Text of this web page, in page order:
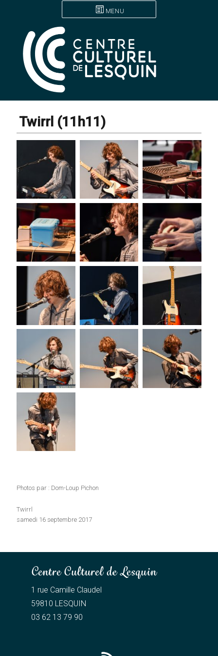
MENU
Twirrl (11h11)
Photos par : Dom-Loup Pichon
Twirrl
samedi 16 septembre 2017
Centre Culturel de Lesquin
1 rue Camille Claudel
59810 LESQUIN
03 62 13 79 90